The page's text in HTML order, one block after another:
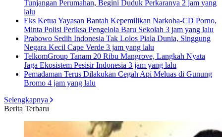
Tunjangan Perumahan, Begini Duduk Perkaranya 2 jam yang
lalu
Eks Ketua Yayasan Bantah Kepemilikan Narkoba-CD Porno,
Minta Polisi Periksa Pengelola Baru Sekolah 3 jam yang lalu
Prabowo Sedih Indonesia Tak Lolos Piala Dunia, Singgung
Negara Kecil Cape Verde 3 jam yang lalu
TelkomGroup Tanam 20 Ribu Mangrove, Langkah Nyata
Jaga Ekosistem Pesisir Indonesia 3 jam yang lalu
Pemadaman Terus Dilakukan Cegah Api Meluas di Gunung
Bromo 4 jam yang lalu
Selengkapnya
Berita Terbaru